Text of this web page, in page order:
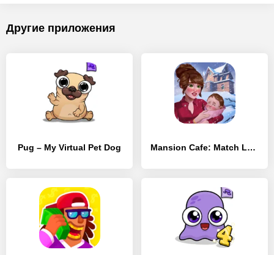
Другие приложения
Pug – My Virtual Pet Dog Mansion Cafe: Match Love Story